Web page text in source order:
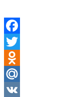
Facebook
Twitter
Odnoklassniki
Mail.Ru